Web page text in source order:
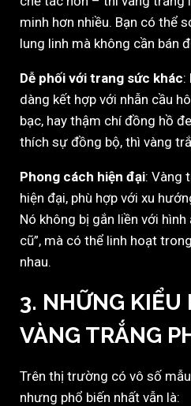
minh hơn nhiều. Bạn có thể
lung linh mà không cần bán
Dễ phối với trang sức khác:
dàng kết hợp với nhẫn cầu
bạc, hay thậm chí đồng hồ
thích sự đồng bộ, thì vàng
Phong cách hiện đại: Vàng
hiện đại, phù hợp với xu
Nó không bị gắn liền với hình
cũ”, mà có thể linh hoạt
nhau.
3. NHỮNG
VÀNG TRẮNG
Trên thị trường có vô số
nhưng phổ biến nhất vẫn là: